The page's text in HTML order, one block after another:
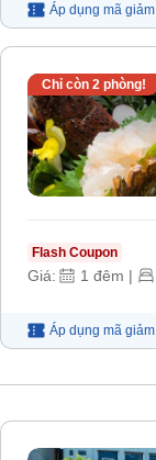
Áp dụng mã giảm
Chỉ còn 2 phòng!
Flash Coupon
Giá: 1 đêm |
Áp dụng mã giảm